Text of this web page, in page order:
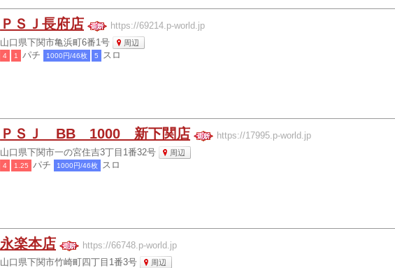
ＰＳＪ長府店 https://69214.p-world.jp
山口県下関市亀浜町6番1号 周辺
4 1 パチ 1000円/46枚 5 スロ
ＰＳＪ BB 1000 新下関店 https://17995.p-world.jp
山口県下関市一の宮住吉3丁目1番32号 周辺
4 1.25 パチ 1000円/46枚 スロ
永楽本店 https://66748.p-world.jp
山口県下関市竹崎町四丁目1番3号 周辺